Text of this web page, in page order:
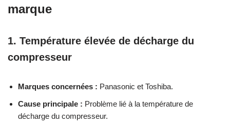
marque
1. Température élevée de décharge du
compresseur
Marques concernées : Panasonic et Toshiba.
Cause principale : Problème lié à la température de
décharge du compresseur.